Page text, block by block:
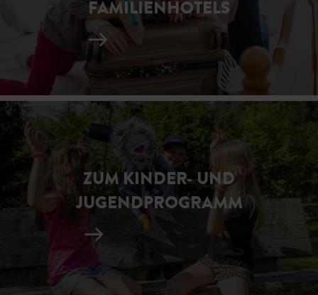
FAMILIENHOTELS
ZUM KINDER- UND
JUGENDPROGRAMM